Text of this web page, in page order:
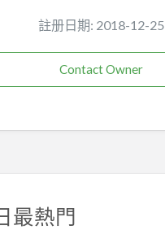
註册日期: 2018-12-25
Contact Owner
最熱門